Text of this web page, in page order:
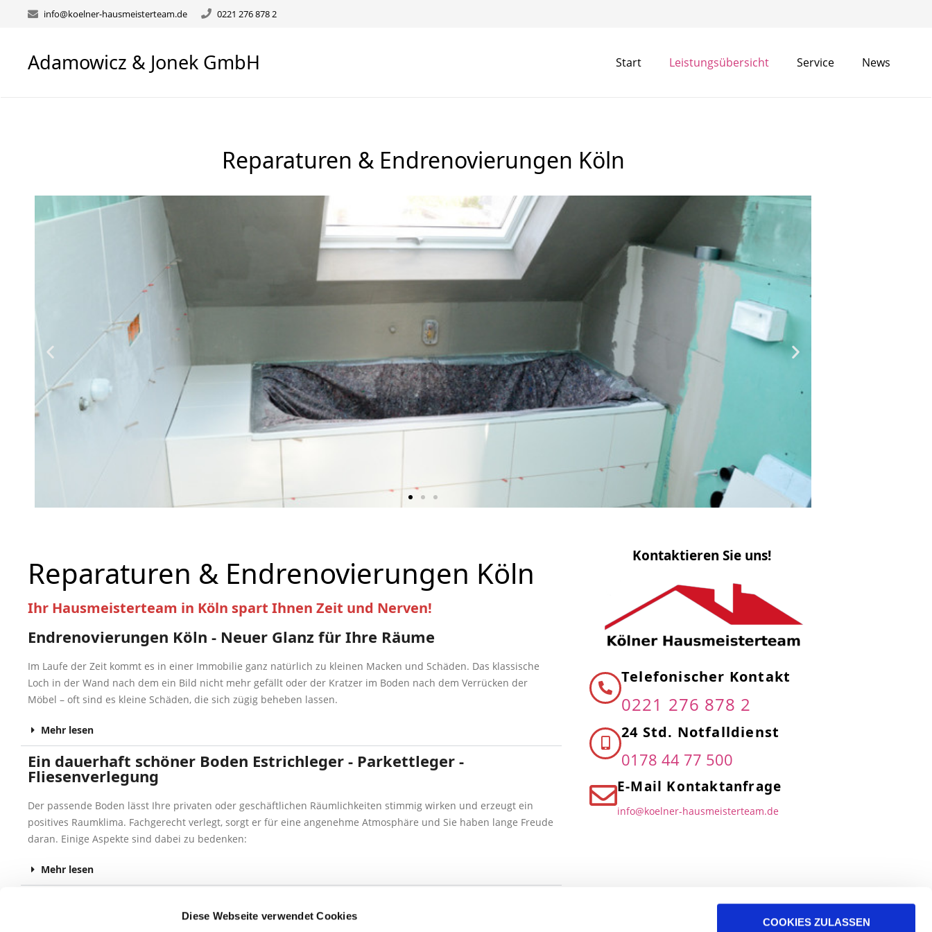
Diese Webseite verwendet Cookies
COOKIES ZULASSEN
info@koelner-hausmeisterteam.de 0221 276 878 2
Adamowicz & Jonek GmbH Start Leistungsübersicht Service News
Reparaturen & Endrenovierungen Köln
Endrenovierungen
Reparaturen & Endrenovierungen Köln
Ihr Hausmeisterteam in Köln spart Ihnen Zeit und Nerven!
Endrenovierungen Köln - Neuer Glanz für Ihre Räume
Im Laufe der Zeit kommt es in einer Immobilie ganz natürlich zu kleinen Macken und Schäden. Das klassische
Loch in der Wand nach dem ein Bild nicht mehr gefällt oder der Kratzer im Boden nach dem Verrücken der
Möbel – oft sind es kleine Schäden, die sich zügig beheben lassen.
Mehr lesen
Ein dauerhaft schöner Boden Estrichleger - Parkettleger -
Fliesenverlegung
Der passende Boden lässt Ihre privaten oder geschäftlichen Räumlichkeiten stimmig wirken und erzeugt ein
positives Raumklima. Fachgerecht verlegt, sorgt er für eine angenehme Atmosphäre und Sie haben lange Freude
daran. Einige Aspekte sind dabei zu bedenken:
Mehr lesen
Kontaktieren Sie uns!
Telefonischer Kontakt
0221 276 878 2
24 Std. Notfalldienst
0178 44 77 500
E-Mail Kontaktanfrage
info@koelner-hausmeisterteam.de